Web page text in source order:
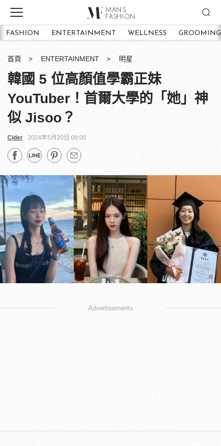
FASHION ENTERTAINMENT WELLNESS GROOMING
首頁 ENTERTAINMENT 明星
韓國 5 位高顏值學霸正妹
YouTuber！首爾大學的「她」神
似 Jisoo？
Cider 2024年5月20日 09:00
Advertisements